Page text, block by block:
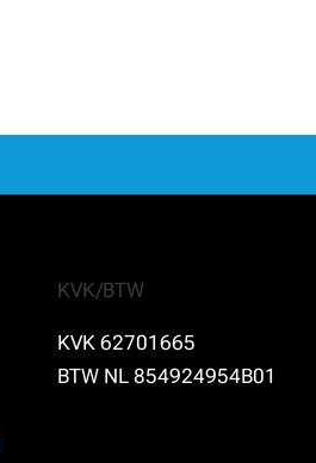
KVK/BTW
KVK 62701665
BTW NL 854924954B01